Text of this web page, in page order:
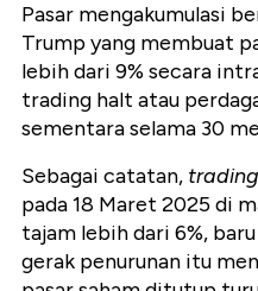
Pasar mengakumulasi
Trump yang membuat
lebih dari 9% secara
trading halt atau
sementara selama 30
Sebagai catatan,
pada 18 Maret 2025 di
tajam lebih dari 6%,
gerak penurunan itu